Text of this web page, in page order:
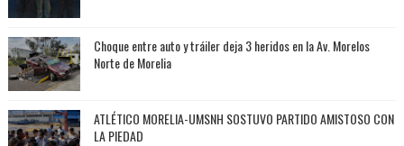
Choque entre auto y tráiler deja 3 heridos en la Av. Morelos
Norte de Morelia
ATLÉTICO MORELIA-UMSNH SOSTUVO PARTIDO AMISTOSO CON
LA PIEDAD